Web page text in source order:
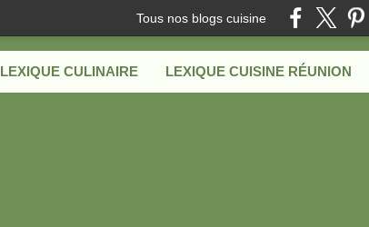
Tous nos blogs cuisine
LEXIQUE CULINAIRE LEXIQUE CUISINE RÉUNION